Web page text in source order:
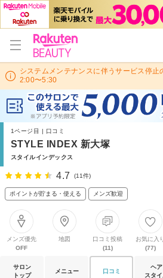
システムメンテナンスに伴うサービス停
2:00〜5:30
1ページ目 | 口コミ
STYLE INDEX 新大塚
スタイルインデックス
4.7 (11件)
ポイントが貯まる・使える メンズ歓迎
メンズ優先
OFF
地図
口コミ投稿
(11)
お気に入
(77)
サロン
トップ
メニュー 口コミ
ヘア
スタ